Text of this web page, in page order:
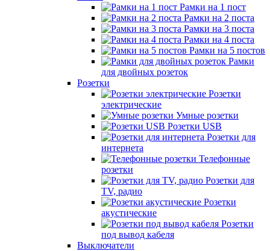
Рамки на 1 пост
Рамки на 2 поста
Рамки на 3 поста
Рамки на 4 поста
Рамки на 5 постов
Рамки
для двойных розеток
Розетки
Розетки
электрические
Умные розетки
Розетки USB
Розетки для
интернета
Телефонные
розетки
Розетки для
TV, радио
Розетки
акустические
Розетки
под вывод кабеля
Выключатели